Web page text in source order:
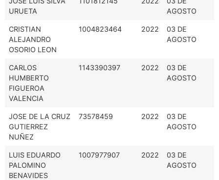
URUETA
AGOSTO
CRISTIAN
ALEJANDRO
OSORIO LEON
1004823464 2022
03 DE
AGOSTO
CARLOS
HUMBERTO
FIGUEROA
VALENCIA
1143390397 2022
03 DE
AGOSTO
JOSE DE LA CRUZ
GUTIERREZ
NUÑEZ
73578459 2022
03 DE
AGOSTO
LUIS EDUARDO
PALOMINO
BENAVIDES
1007977907 2022
03 DE
AGOSTO